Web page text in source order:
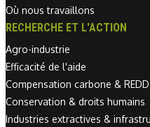
Où nous travaillons
RECHERCHE ET L'ACTION
Agro-industrie
Efficacité de l'aide
Compensation carbone &
Conservation & droits humains
Industries extractives &